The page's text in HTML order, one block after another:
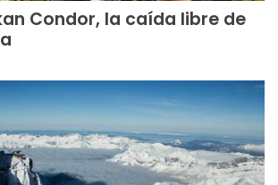
Condor, la caída libre de